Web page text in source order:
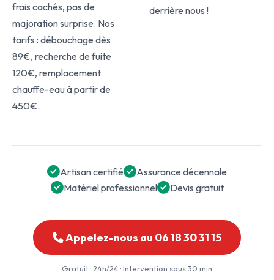
frais cachés, pas de
majoration surprise. Nos
tarifs : débouchage dès
89€, recherche de fuite
120€, remplacement
chauffe-eau à partir de
450€.
derrière nous !
Artisan certifié
Assurance décennale
Matériel professionnel
Devis gratuit
Appelez-nous au 06 18 30 31 15
Gratuit · 24h/24 · Intervention sous 30 min